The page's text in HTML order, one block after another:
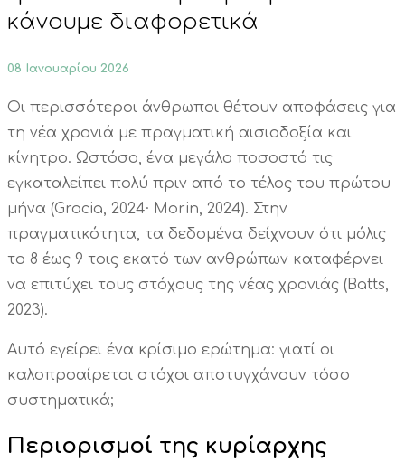
κάνουμε διαφορετικά
08 Ιανουαρίου 2026
Οι περισσότεροι άνθρωποι θέτουν αποφάσεις για
τη νέα χρονιά με πραγματική αισιοδοξία και
κίνητρο. Ωστόσο, ένα μεγάλο ποσοστό τις
εγκαταλείπει πολύ πριν από το τέλος του πρώτου
μήνα (Gracia, 2024· Morin, 2024). Στην
πραγματικότητα, τα δεδομένα δείχνουν ότι μόλις
το 8 έως 9 τοις εκατό των ανθρώπων καταφέρνει
να επιτύχει τους στόχους της νέας χρονιάς (Batts,
2023).
Αυτό εγείρει ένα κρίσιμο ερώτημα: γιατί οι
καλοπροαίρετοι στόχοι αποτυγχάνουν τόσο
συστηματικά;
Περιορισμοί της κυρίαρχης